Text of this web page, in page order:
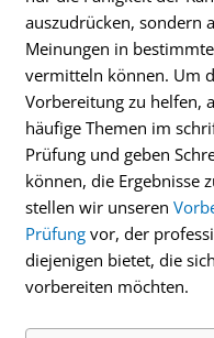
auszudrücken, sondern
Meinungen in
vermitteln können. Um
Vorbereitung zu helfen,
häufige Themen im
Prüfung und geben
können, die Ergebnisse
stellen wir unseren
Prüfung vor, der
diejenigen bietet, die
vorbereiten möchten.